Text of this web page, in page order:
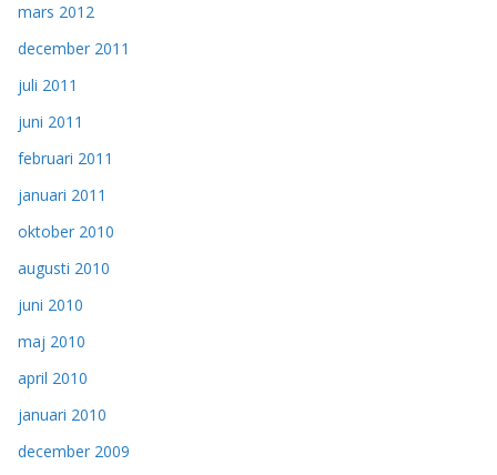
mars 2012
december 2011
juli 2011
juni 2011
februari 2011
januari 2011
oktober 2010
augusti 2010
juni 2010
maj 2010
april 2010
januari 2010
december 2009